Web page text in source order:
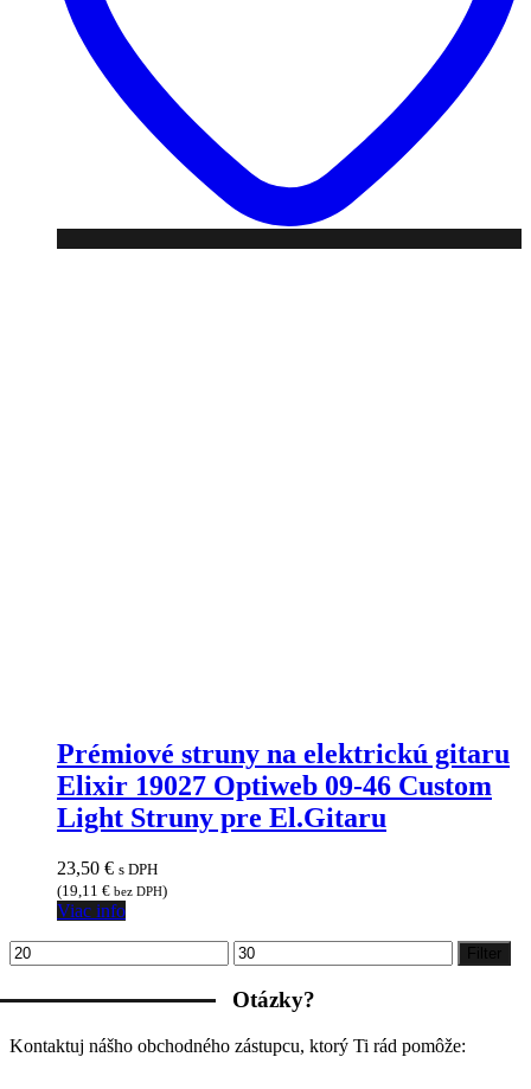
Prémiové struny na elektrickú gitaru
Elixir 19027 Optiweb 09-46 Custom
Light Struny pre El.Gitaru
23,50 € s DPH
(19,11 € bez DPH)
Viac info
Minimálna
cena
Maximálna
cena
Filter
Otázky?
Kontaktuj nášho obchodného zástupcu, ktorý Ti rád pomôže: